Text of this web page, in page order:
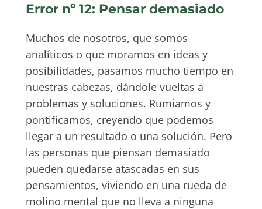
Error nº 12: Pensar demasiado
Muchos de nosotros, que somos
analíticos o que moramos en ideas y
posibilidades, pasamos mucho tiempo en
nuestras cabezas, dándole vueltas a
problemas y soluciones. Rumiamos y
pontificamos, creyendo que podemos
llegar a un resultado o una solución. Pero
las personas que piensan demasiado
pueden quedarse atascadas en sus
pensamientos, viviendo en una rueda de
molino mental que no lleva a ninguna